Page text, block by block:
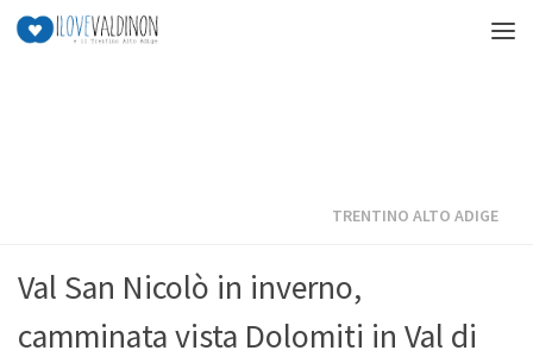
Salta al contenuto
TRENTINO ALTO ADIGE
Val San Nicolò in inverno,
camminata vista Dolomiti in Val di